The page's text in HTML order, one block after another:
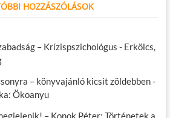
HOZZÁSZÓLÁSOK
– Krízispszichológus - Erkölcs,
– könyvajánló kicsit zöldebben-
Ökoanyu
– Konok Péter: Történetek a